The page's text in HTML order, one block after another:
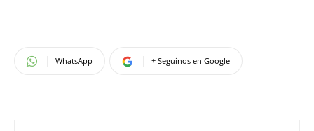
WhatsApp + Seguinos en Google